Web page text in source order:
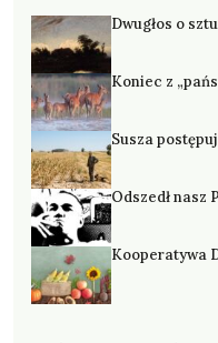
Dwugłos o
Koniec z
Susza
Odszedł nasz
Kooperatywa